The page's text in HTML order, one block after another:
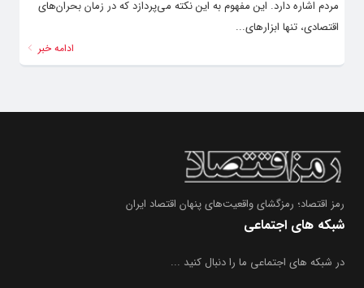
مردم اشاره دارد. این مفهوم به این نکته می‌پردازد که در زمان بحران‌های
اقتصادی، تنها ابزارهای...
ادامه خبر
رمز اقتصاد؛ رمزگشای واقعیت‌های پنهان اقتصاد ایران
شبکه های اجتماعی
در شبکه های اجتماعی ما را دنبال کنید ...